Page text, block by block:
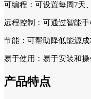
可编程：可设置每周7天
远程控制：可通过智能手
节能：可帮助降低能源成
易于使用：易于安装和操
产品特点